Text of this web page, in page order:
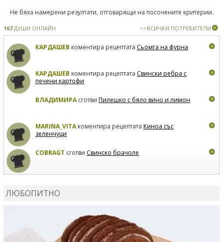
Не бяха намерени резултати, отговарящи на посочените критерии.
167ДУШИ ОНЛАЙН >>ВСИЧКИ ПОТРЕБИТЕЛИ
КАРДАШЕВ коментира рецептата Сьомга на фурна
КАРДАШЕВ коментира рецептата Свински ребра с
печени картофи
ВЛАДИМИРАсготви Пилешко с бяло вино и лимон
MARINA_VITAкоментира рецептата Киноа със
зеленчуци
COBRAGT сготви Свинско брачоле
ЛЮБОПИТНО